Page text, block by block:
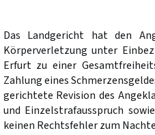
Das Landgericht hat den
Körperverletzung unter
Erfurt zu einer
Zahlung eines
gerichtete Revision des
und Einzelstrafausspruch
keinen Rechtsfehler zum